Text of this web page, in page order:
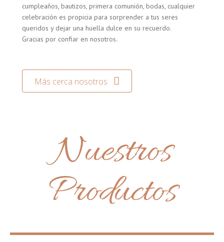
cumpleaños, bautizos, primera comunión, bodas, cualquier
celebración es propicia para sorprender a tus seres
queridos y dejar una huella dulce en su recuerdo.
Gracias por confiar en nosotros.
Más cerca nosotros
Nuestros
Productos